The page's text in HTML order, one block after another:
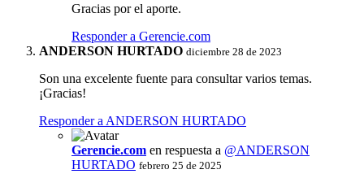
Gracias por el aporte.
Responder a Gerencie.com
ANDERSON HURTADO diciembre 28 de 2023
Son una excelente fuente para consultar varios temas.
¡Gracias!
Responder a ANDERSON HURTADO
Gerencie.com en respuesta a @ANDERSON
HURTADO febrero 25 de 2025